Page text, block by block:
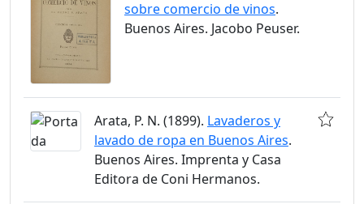
sobre comercio de vinos.
Buenos Aires. Jacobo Peuser.
Arata, P. N. (1899). Lavaderos y
lavado de ropa en Buenos Aires.
Buenos Aires. Imprenta y Casa
Editora de Coni Hermanos.